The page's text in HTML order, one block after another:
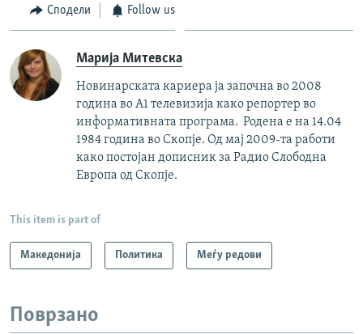
Сподели Follow us
Марија Митевска
Новинарската кариера ја започна во 2008
година во А1 телевизија како репортер во
информативната програма. Родена е на 14.04
1984 година во Скопје. Од мај 2009-та работи
како постојан дописник за Радио Слободна
Европа од Скопје.
This item is part of
Македонија Политика Меѓу редови
Поврзано